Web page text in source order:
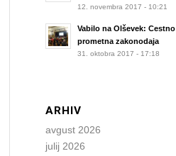
12. novembra 2017 - 10:21
Vabilo na Olševek: Cestno
prometna zakonodaja
31. oktobra 2017 - 17:18
ARHIV
avgust 2026
julij 2026